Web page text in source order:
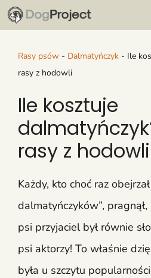
Przejdź
do
treściRasy psów - Dalmatyńczyk - Ile
rasy z hodowli
Ile kosztuje
rasy z hodowli
Każdy, kto choć raz
dalmatyńczyków”,
psi przyjaciel był równie
psi aktorzy! To właśnie
była u szczytu